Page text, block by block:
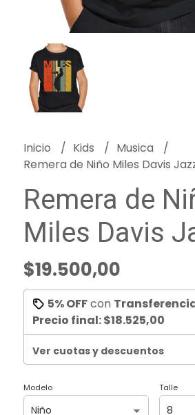
Inicio Kids
Musica
Remera de Niño Miles Davis
Remera de
Miles Davis
$19.500,00
5% OFFcon
Precio final:$18.525,00
Ver cuotas y descuentos
Modelo Talle